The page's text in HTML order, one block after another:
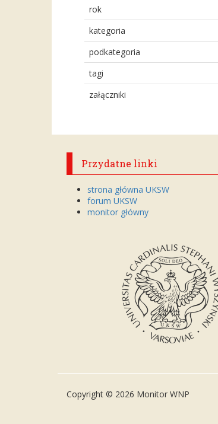
rok
kategoria
podkategoria
tagi
załączniki
Przydatne linki
strona główna UKSW
forum UKSW
monitor główny
Copyright © 2026 Monitor WNP